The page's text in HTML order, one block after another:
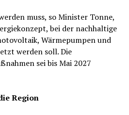
muss, so Minister Tonne,
bei der nachhaltige
Wärmepumpen und
werden soll. Die
sei bis Mai 2027
Region